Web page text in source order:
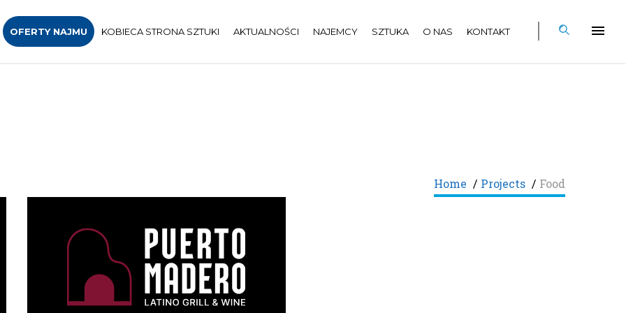
OFERTY NAJMU KOBIECA STRONA SZTUKI AKTUALNOŚCI NAJEMCY SZTUKA O NAS KONTAKT
Home / Projects / Food